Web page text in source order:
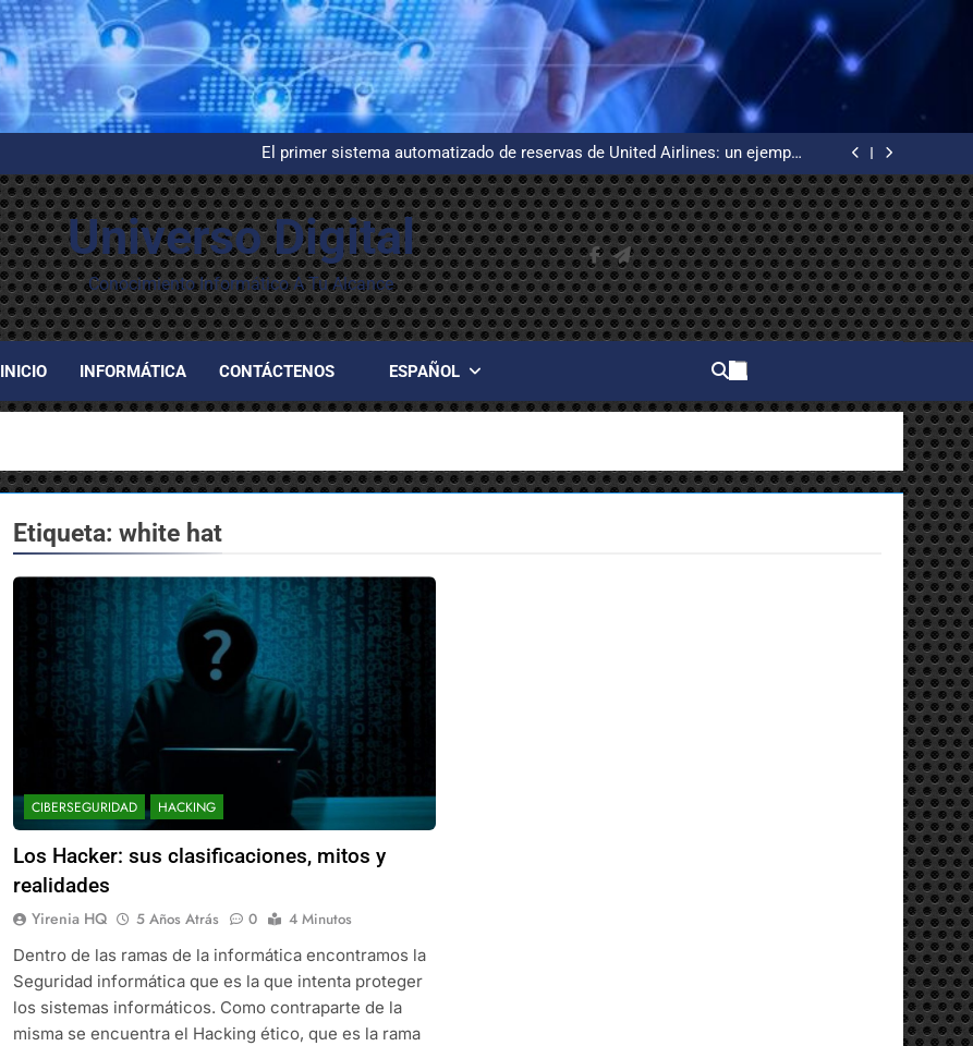
Instalación y configuración de WordPress desde cero en un VPS Ubuntu con
certificados de Let’s Encrypt
Guía básica de redes informáticas desde cero
El primer sistema automatizado de reservas de United Airlines: un ejemplo
de alta disponibilidad
Evelyn Berezin, la creadora del primer procesador de texto
Instalación y configuración de WordPress desde cero en un VPS Ubuntu con
certificados de Let’s Encrypt
Guía básica de redes informáticas desde cero
El primer sistema automatizado de reservas de United Airlines: un ejemplo
de alta disponibilidad
Evelyn Berezin, la creadora del primer procesador de texto
Instalación y configuración de WordPress desde cero en un VPS Ubuntu con
certificados de Let’s Encrypt
Universo Digital
Conocimiento Informático A Tu Alcance
INICIO INFORMÁTICA CONTÁCTENOS ESPAÑOL
Etiqueta: white hat
CIBERSEGURIDAD HACKING
Los Hacker: sus clasificaciones, mitos y
realidades
Yirenia HQ 5 Años Atrás 0
4 Minutos
Dentro de las ramas de la informática encontramos la
Seguridad informática que es la que intenta proteger
los sistemas informáticos. Como contraparte de la
misma se encuentra el Hacking ético, que es la rama